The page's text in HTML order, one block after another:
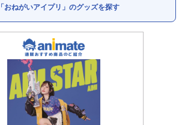
「おねがいアイプリ」のグッズを探す